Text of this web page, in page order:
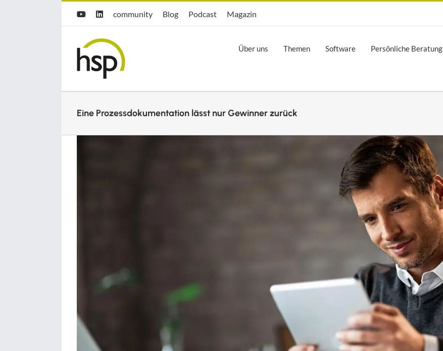
YouTubeLinkedIn
Hsp
community
community
hsp
Blog
Blog Opti.Cast
Podcast Opti.Mag
Magazin
Über uns Themen Software Persönliche Beratung
Eine Prozessdokumentation lässt nur Gewinner zurück